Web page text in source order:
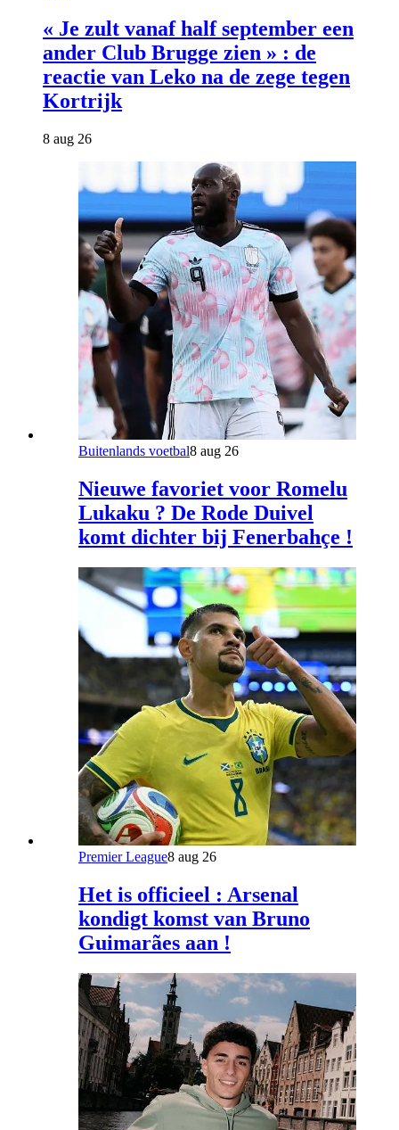
« Je zult vanaf half september een
ander Club Brugge zien » : de
reactie van Leko na de zege tegen
Kortrijk
8 aug 26
Buitenlands voetbal8 aug 26
Nieuwe favoriet voor Romelu
Lukaku ? De Rode Duivel
komt dichter bij Fenerbahçe !
Premier League8 aug 26
Het is officieel : Arsenal
kondigt komst van Bruno
Guimarães aan !